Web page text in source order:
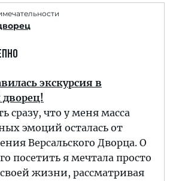
экскурсия в
дворец!
сразу, что у меня масса
эмоций осталась от
Версальского Дворца. О
посетить я мечтала просто
жизни, рассматривая